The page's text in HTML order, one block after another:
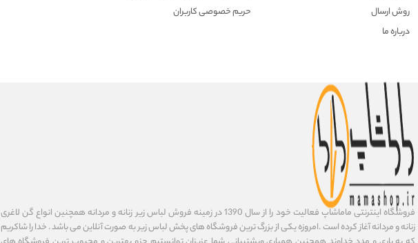
روش ارسال
درباره ما
حریم خصوصی کاربران
فروشگاه اینترنتی ماماشاپ فعالیت خود را از سال 1390 در زمینه فروش لباس زیر زنانه و مردانه همچنین انواع گن لاغری
زنانه و مردانه آغاز کرده است .امروزه یکی از بزرگ ترین فروشگاه های پخش لباس زیر به صورت آنلاین می باشد . خدا را شاکریم